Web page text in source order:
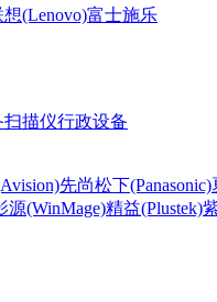
想(Lenovo)富士施乐
扫描仪行政设备
先尚松下(Panasonic)
源(WinMage)精益(Plustek)